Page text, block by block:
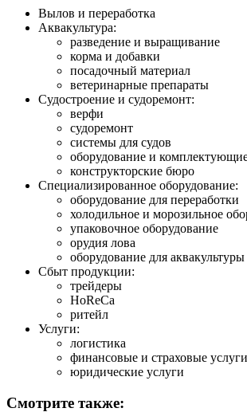
Вылов и переработка
Аквакультура:
разведение и выращивание
корма и добавки
посадочный материал
ветеринарные препараты
Судостроение и судоремонт:
верфи
судоремонт
системы для судов
оборудование и
конструкторские бюро
Специализированное оборудование:
оборудование для переработки
холодильное и морозильное
упаковочное оборудование
орудия лова
оборудование для аквакультуры
Сбыт продукции:
трейдеры
HoReCa
ритейл
Услуги:
логистика
финансовые и страховые услуги
юридические услуги
Смотрите также: